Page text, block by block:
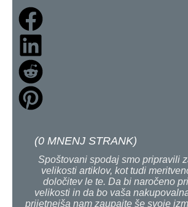
(0 MNENJ STRANK)
Spoštovani spodaj smo pripravili
velikosti artiklov, kot tudi
določitev le te. Da bi naročeno
velikosti in da bo vaša
prijetnejša nam zaupajte še svoje